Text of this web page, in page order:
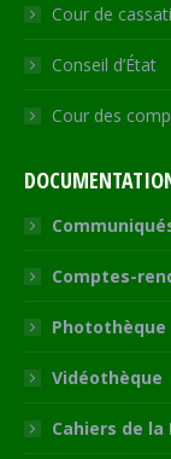
Cour de
Conseil d’État
Cour des
Comptes-
Photothèque
Vidéothèque
Cahiers de la